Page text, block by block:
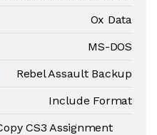
Ox Data
MS-DOS
Rebel Assault Backup
Include Format
CS3 Assignment